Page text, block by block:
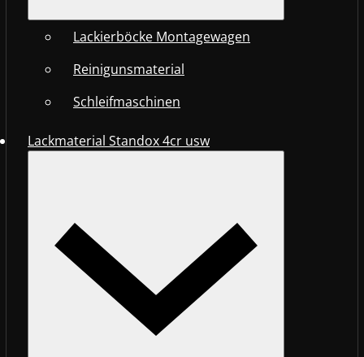
Lackierböcke Montagewagen
Reinigunsmaterial
Schleifmaschinen
Lackmaterial Standox 4cr usw